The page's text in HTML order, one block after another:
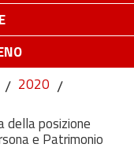
/ 2020 /
della posizione
e Patrimonio